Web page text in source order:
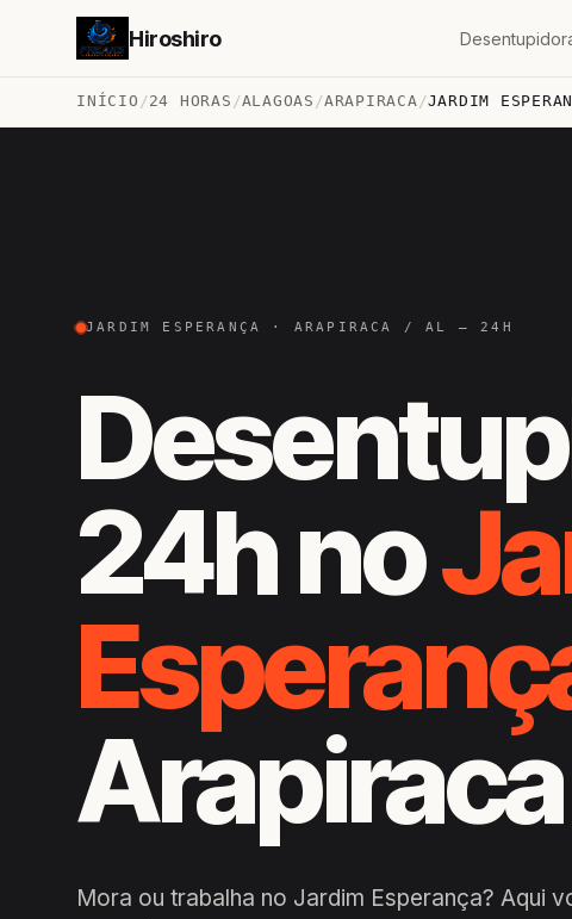
Hiroshiro
INÍCIO /24 HORAS /ALAGOAS /ARAPIRACA /JARDIM
JARDIM ESPERANÇA · ARAPIRACA / AL — 24H
24h no
Arapiraca
Mora ou trabalha no Jardim Esperança? Aqui